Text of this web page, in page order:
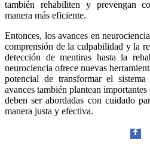
Threads
también rehabiliten y prevengan
manera más eficiente.
Entonces, los avances en
comprensión de la culpabilidad y la
detección de mentiras hasta la
neurociencia ofrece nuevas
potencial de transformar el
avances también plantean
deben ser abordadas con cuidado
manera justa y efectiva.